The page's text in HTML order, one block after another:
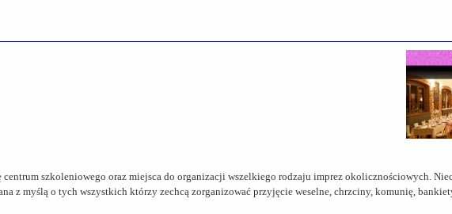
centrum szkoleniowego oraz miejsca do organizacji wszelkiego rodzaju imprez okolicznościowych.
z myślą o tych wszystkich którzy zechcą zorganizować przyjęcie weselne, chrzciny, komunię,